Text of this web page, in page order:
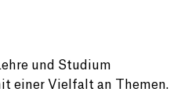
und Studium
einer Vielfalt an Themen.